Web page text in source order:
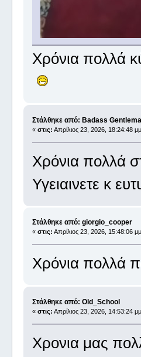
Χρόνια πολλά
Στάλθηκε από: Badass
« στις: Απρίλιος 23, 2026, 18:24:48
Χρόνια πολλά
Υγειαινετε κ
Στάλθηκε από: giorgio_cooper
« στις: Απρίλιος 23, 2026, 15:48:06
Χρόνια πολλά
Στάλθηκε από: Old_School
« στις: Απρίλιος 23, 2026, 14:53:24
Χρονια μας